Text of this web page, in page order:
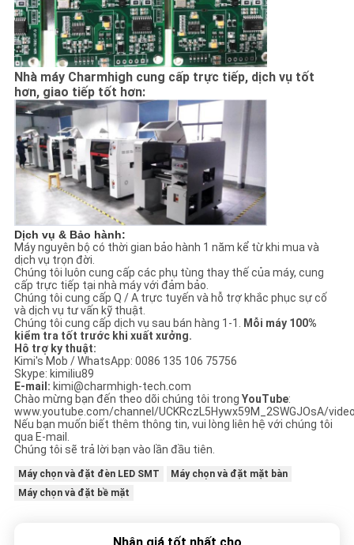
Nhà máy Charmhigh cung cấp trực tiếp, dịch vụ tốt
hơn, giao tiếp tốt hơn:
Dịch vụ & Bảo hành:
Máy nguyên bộ có thời gian bảo hành 1 năm kể từ khi mua và
dịch vụ trọn đời.
Chúng tôi luôn cung cấp các phụ tùng thay thế của máy, cung
cấp trực tiếp tại nhà máy với đảm bảo.
Chúng tôi cung cấp Q / A trực tuyến và hỗ trợ khắc phục sự cố
và dịch vụ tư vấn kỹ thuật.
Chúng tôi cung cấp dịch vụ sau bán hàng 1-1.
Mỗi máy 100%
kiểm tra tốt trước khi xuất xưởng.
Hô trợ ky thuật:
Kimi's Mob / WhatsApp: 0086 135 106 75756
Skype: kimiliu89
E-mail: kimi@charmhigh-tech.com
Chào mừng bạn đến theo dõi chúng tôi trong YouTube:
www.youtube.com/channel/UCKRczL5Hywx59M_2SWGJOsA/
Nếu bạn muốn biết thêm thông tin, vui lòng liên hệ với chúng tôi
qua E-mail.
Chúng tôi sẽ trả lời bạn vào lần đầu tiên.
Máy chọn và đặt đèn LED SMT
Máy chọn và đặt mặt bàn
Máy chọn và đặt bề mặt